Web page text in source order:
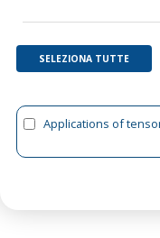
SELEZIONA TUTTE
Applications of